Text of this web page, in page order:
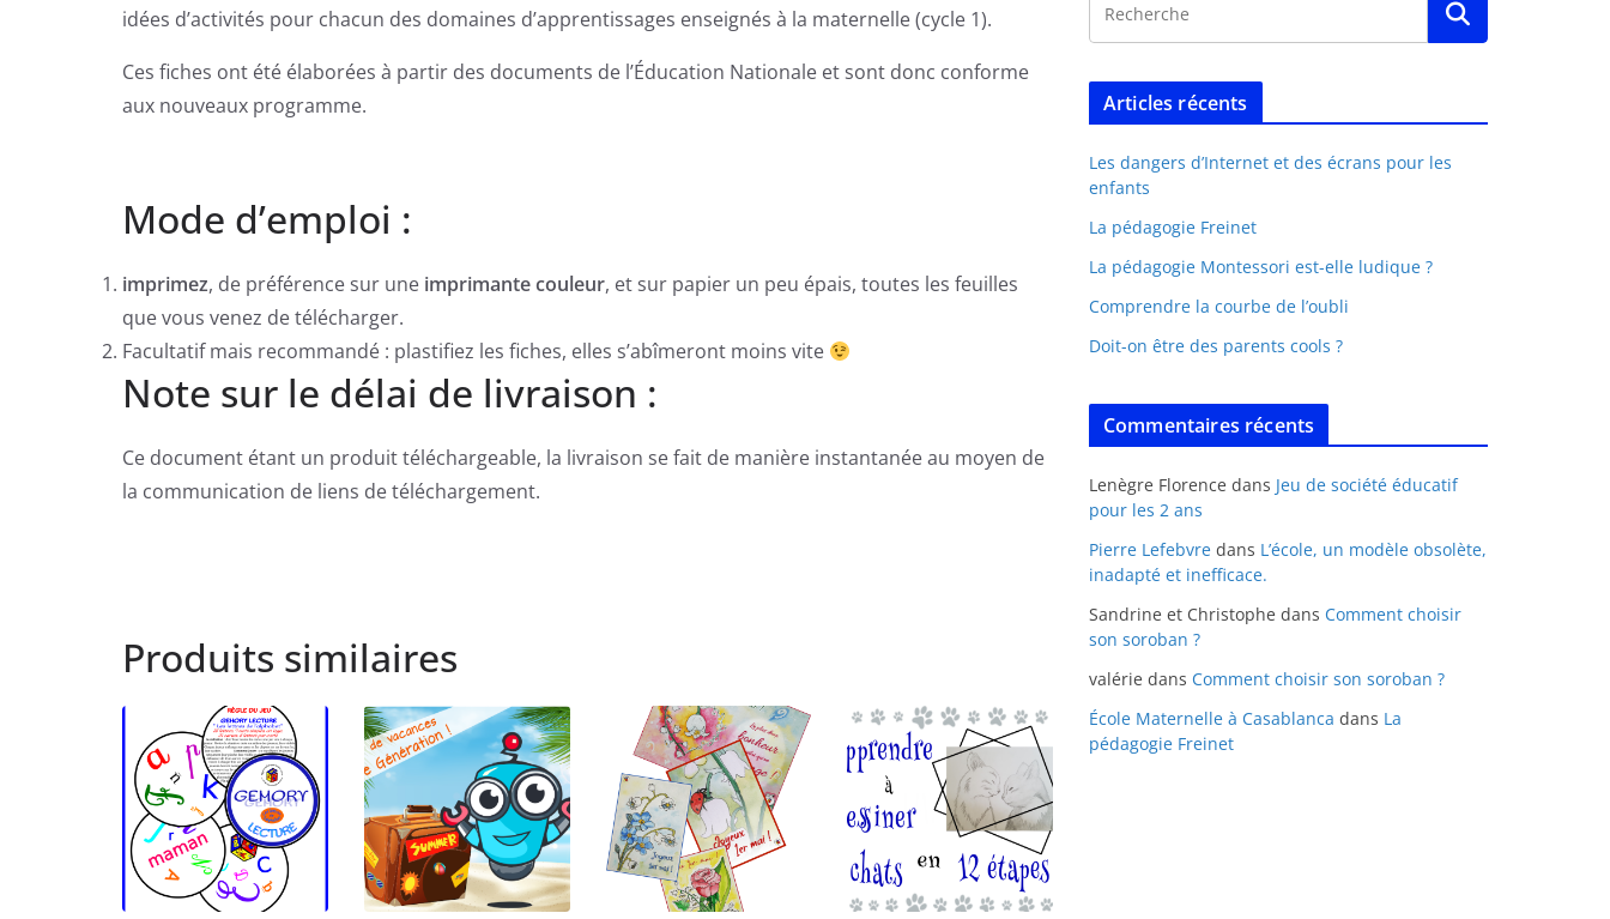
idées d’activités pour chacun des domaines d’apprentissages enseignés à la maternelle (cycle 1).
Ces fiches ont été élaborées à partir des documents de l’Éducation Nationale et sont donc conforme
aux nouveaux programme.
Mode d’emploi :
imprimez, de préférence sur une imprimante couleur, et sur papier un peu épais, toutes les feuilles
que vous venez de télécharger.
Facultatif mais recommandé : plastifiez les fiches, elles s’abîmeront moins vite
Note sur le délai de livraison :
Ce document étant un produit téléchargeable, la livraison se fait de manière instantanée au moyen de
la communication de liens de téléchargement.
Produits similaires
Articles récents
Les dangers d’Internet et des écrans pour les
enfants
La pédagogie Freinet
La pédagogie Montessori est-elle ludique ?
Comprendre la courbe de l’oubli
Doit-on être des parents cools ?
Commentaires récents
Lenègre Florence dans Jeu de société éducatif
pour les 2 ans
Pierre Lefebvre dans L’école, un modèle obsolète,
inadapté et inefficace.
Sandrine et Christophe dans Comment choisir
son soroban ?
valérie dans Comment choisir son soroban ?
École Maternelle à Casablanca dans La
pédagogie Freinet